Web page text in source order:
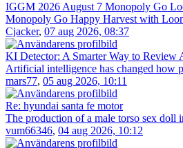
IGGM 2026 August 7 Monopoly Go
Monopoly Go Happy Harvest with
Cjacker, 07 aug 2026, 08:37
KI Detector: A Smarter Way to Review
Artificial intelligence has changed how
mars77, 05 aug 2026, 10:11
Re: hyundai santa fe motor
The production of a male torso sex doll
vum66346, 04 aug 2026, 10:12